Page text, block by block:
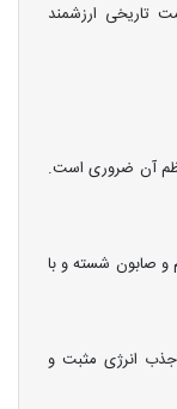
تاریخی ارزشمند
آن ضروری است.
و صابون شسته و با
جذب انرژی مثبت و